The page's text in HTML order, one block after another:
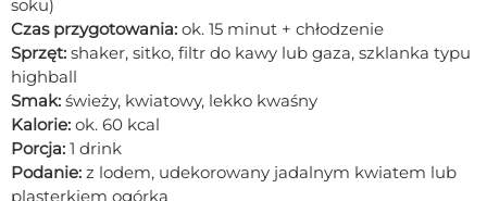
soku)
Czas przygotowania: ok. 15 minut + chłodzenie
Sprzęt: shaker, sitko, filtr do kawy lub gaza, szklanka typu
highball
Smak: świeży, kwiatowy, lekko kwaśny
Kalorie: ok. 60 kcal
Porcja: 1 drink
Podanie: z lodem, udekorowany jadalnym kwiatem lub
plasterkiem ogórka